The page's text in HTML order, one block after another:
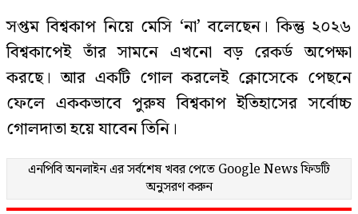
সপ্তম বিশ্বকাপ নিয়ে মেসি ‘না’ বলেছেন। কিন্তু ২০২৬
বিশ্বকাপেই তাঁর সামনে এখনো বড় রেকর্ড অপেক্ষা
করছে। আর একটি গোল করলেই ক্লোসেকে পেছনে
ফেলে এককভাবে পুরুষ বিশ্বকাপ ইতিহাসের সর্বোচ্চ
গোলদাতা হয়ে যাবেন তিনি।
এনপিবি অনলাইন এর সর্বশেষ খবর পেতে Google Newsফিডটি
অনুসরণ করুন